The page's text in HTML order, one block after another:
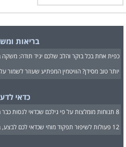
בריאות
כפית אחת בכל בוקר והלב שלכם יגיד תודה: משקה
יותר טוב מסידן? הוויטמין המפתיע שעוזר לשמור
כדאי
8 תנוחות מומלצות על פי גילכם שכדאי לנסות כבר הלילה במיטה
12 פעולות לשיפור תפקוד מוחי שכדאי לכם לבצע, במיוחד את 6!